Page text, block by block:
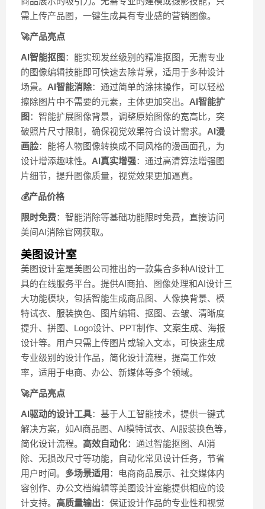
需上传产品图，一键生成具有专业感的营销图像。
🚀产品亮点
AI智能抠图 ：能实现发丝级别的精准抠图，无需专业
的图像编辑技能即可快速去除背景，适用于多种设计
场景。 AI智能消除：通过简单的涂抹操作，可以轻松
擦除图片中不需要的元素，主体更加突出。 AI智能扩
图 ：智能扩展图像背景，调整原始图像的宽高比，突
破照片尺寸限制，确保视觉效果符合设计需求。 AI漫
画脸：能将人物图像转换成不同风格的漫画面孔，为
设计增添趣味性。 AI真实增强：通过高清算法增强图
片细节，提升图像质量，视觉效果更加逼真。
💰产品价格
限时免费：智能消除等基础功能限时免费，直接访问
美间AI消除官网获取。
美图设计室
美图设计室是美图公司推出的一款集合多种AI设计工
具的在线服务平台。提供AI商拍、图像处理和AI设计三
大功能模块，包括智能生成商品图、人像换背景、模
特试衣、服装换色、图片编辑、抠图、去皱、清晰度
提升、拼图、Logo设计、PPT制作、文案生成、海报
设计等。用户只需上传图片或输入文本，可快速生成
专业级别的设计作品，简化设计流程，提高工作效
率，适用于电商、办公、新媒体等多个领域。
🚀产品亮点
AI驱动的设计工具：基于人工智能技术，提供一键式
解决方案，如AI商品图、AI模特试衣、AI服装换色等，
简化设计流程。 高效自动化：通过智能抠图、AI消
除、无损改尺寸等功能，自动化常见设计任务，节省
用户时间。 多场景适用 ：电商商品展示、社交媒体内
容创作、办公文档编辑等美图设计室能提供相应的设
计支持。 高质量输出：保证设计作品的专业性和视觉